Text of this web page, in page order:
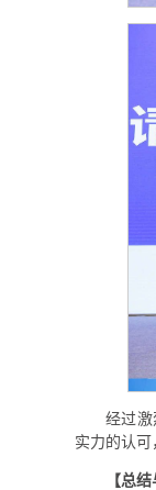
经过激
实力的认可
【总结